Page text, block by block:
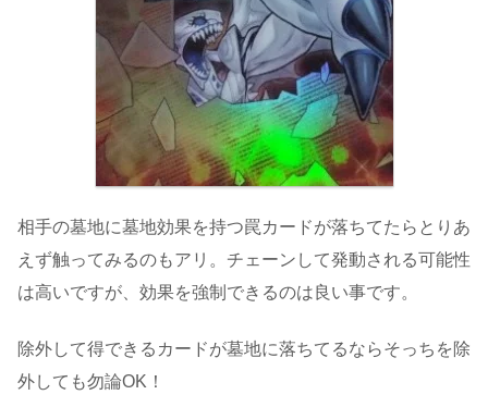
相手の墓地に墓地効果を持つ罠カードが落ちてたらとりあ
えず触ってみるのもアリ。チェーンして発動される可能性
は高いですが、効果を強制できるのは良い事です。
除外して得できるカードが墓地に落ちてるならそっちを除
外しても勿論OK！